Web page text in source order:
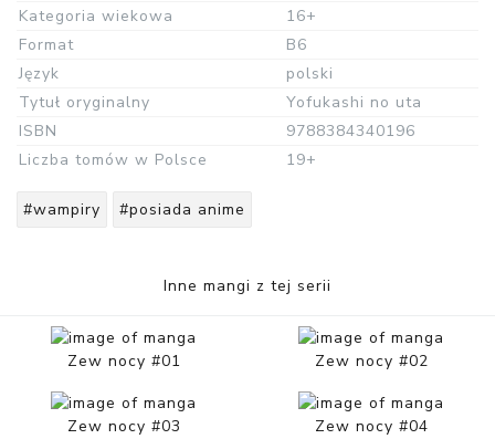
Kategoria wiekowa
16+
Format
B6
Język
polski
Tytuł oryginalny
Yofukashi no uta
ISBN
9788384340196
Liczba tomów w Polsce
19+
#wampiry #posiada anime
Inne mangi z tej serii
Zew nocy #01 Zew nocy #02
Zew nocy #03 Zew nocy #04